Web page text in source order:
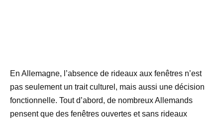
En Allemagne, l’absence de rideaux aux fenêtres n’est
pas seulement un trait culturel, mais aussi une décision
fonctionnelle. Tout d’abord, de nombreux Allemands
pensent que des fenêtres ouvertes et sans rideaux